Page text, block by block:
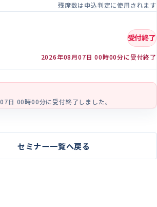
残席数は申込判定に使用されます
受付終了
2026年08月07日 00時00分に受付終了
日 00時00分に受付終了しました。
セミナー一覧へ戻る